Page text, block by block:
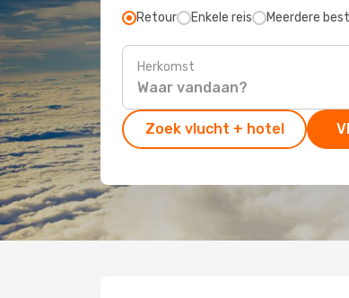
Retour Enkele reis Meerdere
Herkomst
Zoek vlucht + hotel